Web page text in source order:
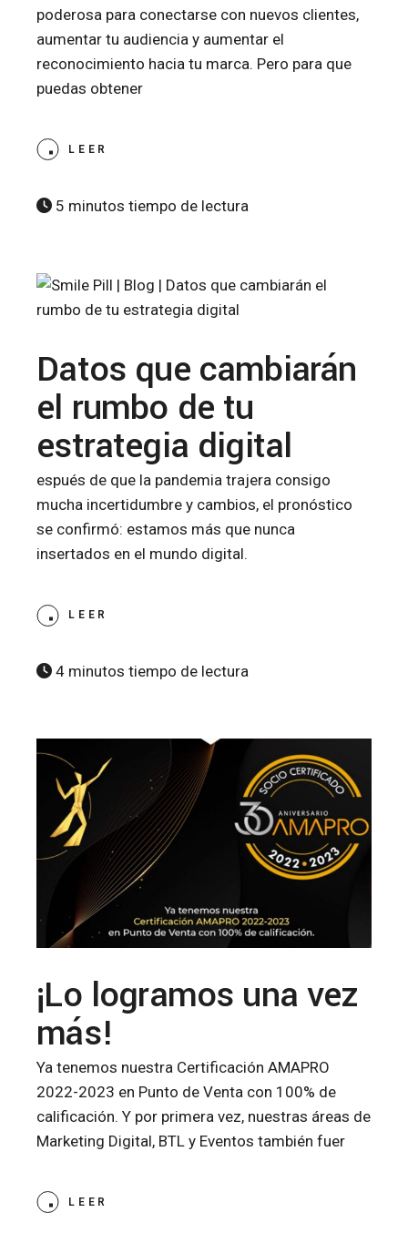
poderosa para conectarse con nuevos clientes,
aumentar tu audiencia y aumentar el
reconocimiento hacia tu marca. Pero para que
puedas obtener
LEER
5 minutos tiempo de lectura
Datos que cambiarán
el rumbo de tu
estrategia digital
espués de que la pandemia trajera consigo
mucha incertidumbre y cambios, el pronóstico
se confirmó: estamos más que nunca
insertados en el mundo digital.
LEER
4 minutos tiempo de lectura
¡Lo logramos una vez
más!
Ya tenemos nuestra Certificación AMAPRO
2022-2023 en Punto de Venta con 100% de
calificación. Y por primera vez, nuestras áreas de
Marketing Digital, BTL y Eventos también fuer
LEER